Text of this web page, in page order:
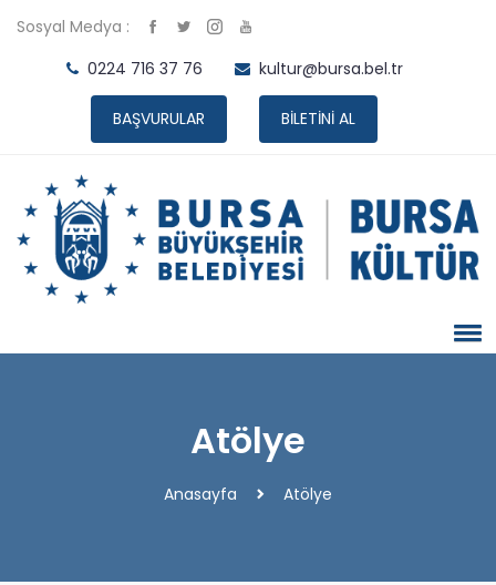
Sosyal Medya :
0224 716 37 76
kultur@bursa.bel.tr
BAŞVURULAR BİLETİNİ AL
Atölye
Anasayfa Atölye